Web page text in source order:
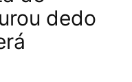
dedo